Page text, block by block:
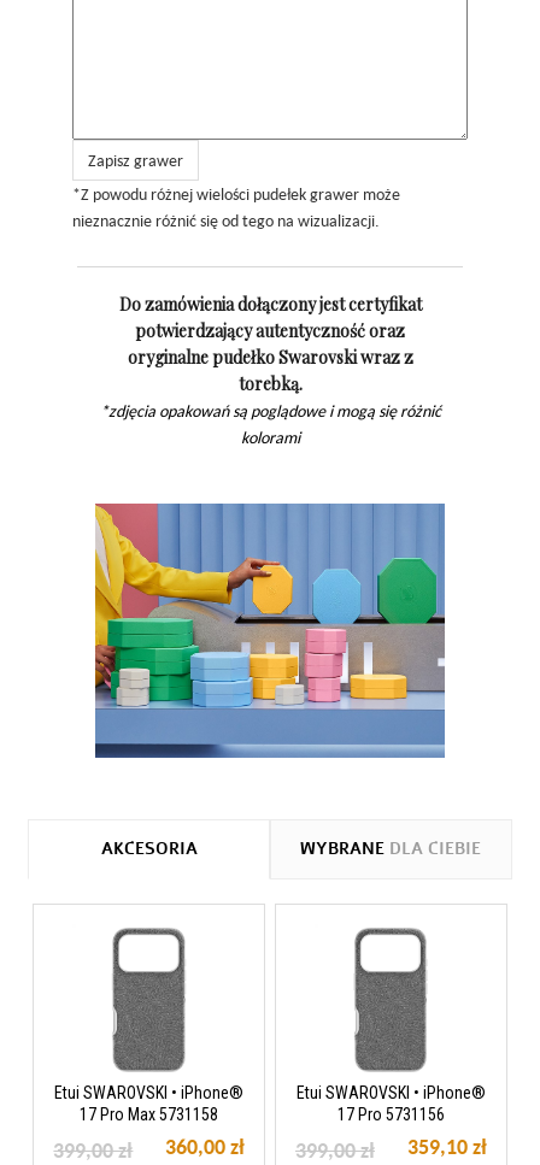
Zapisz grawer
*Z powodu różnej wielości pudełek grawer może
nieznacznie różnić się od tego na wizualizacji.
Do zamówienia dołączony jest certyfikat
potwierdzający autentyczność oraz
oryginalne pudełko Swarovski wraz z
torebką.
*zdjęcia opakowań są poglądowe i mogą się różnić
kolorami
AKCESORIA WYBRANE DLA CIEBIE
Etui SWAROVSKI • iPhone®
17 Pro Max 5731158
360,00 zł
399,00 zł
Etui SWAROVSKI • iPhone®
17 Pro 5731156
359,10 zł
399,00 zł